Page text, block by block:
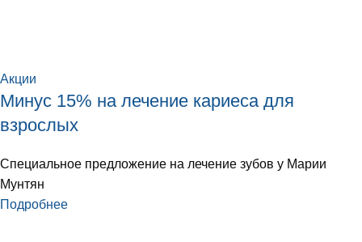
Акции
Минус 15% на лечение кариеса для
взрослых
Специальное предложение на лечение зубов у Марии
Мунтян
Подробнее